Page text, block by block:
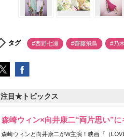
タグ #西野七瀬 #齋藤飛鳥 #乃
注目★トピックス
森崎ウィン×向井康二“両片思い”
森崎ウィンと向井康二がW主演！映画『（